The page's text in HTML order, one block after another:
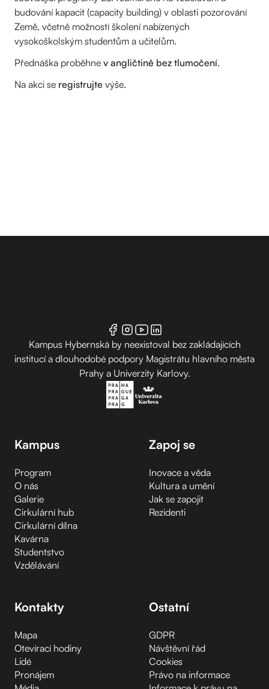
budování kapacit (capacity building) v oblasti pozorování
Země, včetně možností školení nabízených
vysokoškolským studentům a učitelům.
Přednáška proběhne v angličtině bez tlumočení.
Na akci se registrujte výše.
Kampus Hybernská by neexistoval bez zakládajících
institucí a dlouhodobé podpory Magistrátu hlavního města
Prahy a Univerzity Karlovy.
Kampus
Program
O nás
Galerie
Cirkulární hub
Cirkulární dílna
Kavárna
Studentstvo
Vzdělávání
Zapoj se
Inovace a věda
Kultura a umění
Jak se zapojit
Rezidenti
Kontakty
Mapa
Otevírací hodiny
Lidé
Pronájem
Ostatní
GDPR
Návštěvní řád
Cookies
Právo na informace